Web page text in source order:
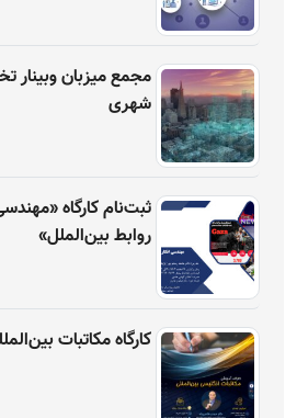
مجمع میزبان
شهری
ثبت‌نام کارگاه
روابط بین‌الملل»
کارگاه مکاتبات